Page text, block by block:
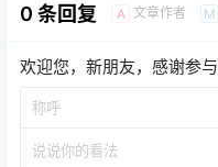
0 条回复 A 文章作者 M
欢迎您，新朋友，感谢参与